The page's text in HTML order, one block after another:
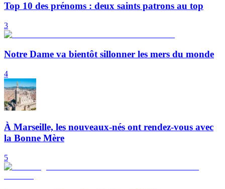
Top 10 des prénoms : deux saints patrons au top
3
Notre Dame va bientôt sillonner les mers du monde
4
À Marseille, les nouveaux-nés ont rendez-vous avec
la Bonne Mère
5